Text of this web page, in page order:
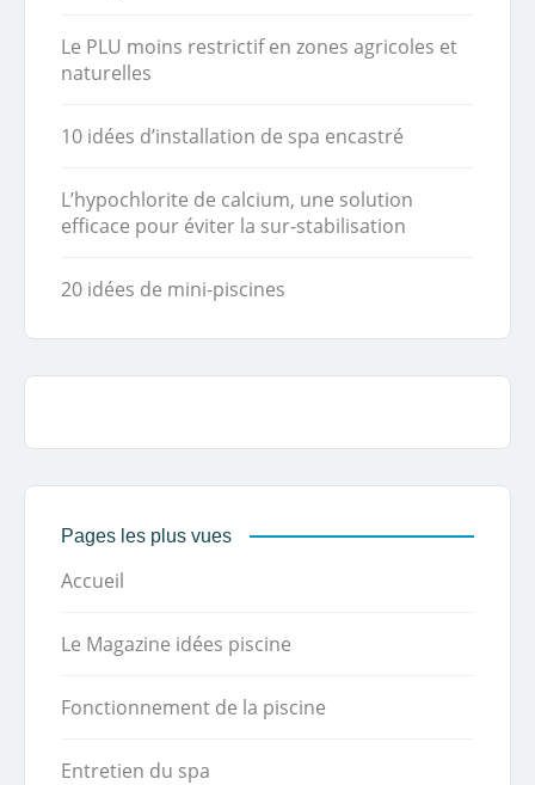
Le PLU moins restrictif en zones agricoles et
naturelles
10 idées d’installation de spa encastré
L’hypochlorite de calcium, une solution
efficace pour éviter la sur-stabilisation
20 idées de mini-piscines
Pages les plus vues
Accueil
Le Magazine idées piscine
Fonctionnement de la piscine
Entretien du spa